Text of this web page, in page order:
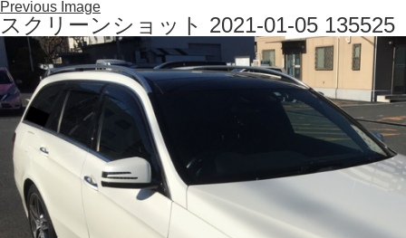
Previous Image
スクリーンショット 2021-01-05 135525